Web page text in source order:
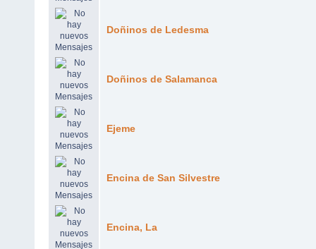
Doñinos de Ledesma
Doñinos de Salamanca
Ejeme
Encina de San Silvestre
Encina, La